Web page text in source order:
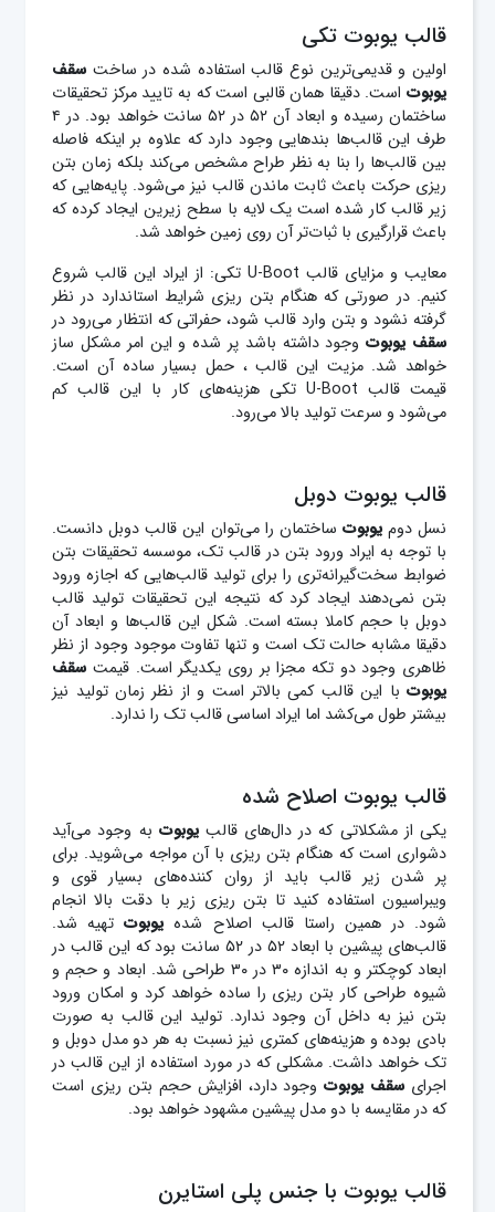
قالب یوبوت تکی
اولین و قدیمی‌ترین نوع قالب استفاده شده در ساخت سقف
یوبوت است. دقیقا همان قالبی است که به تایید مرکز تحقیقات
ساختمان رسیده و ابعاد آن ۵۲ در ۵۲ سانت خواهد بود. در ۴
طرف این قالب‌ها بندهایی وجود دارد که علاوه بر اینکه فاصله
بین قالب‌ها را بنا به نظر طراح مشخص می‌کند بلکه زمان بتن
ریزی حرکت باعث ثابت ماندن قالب نیز می‌شود. پایه‌هایی که
زیر قالب کار شده است یک لایه با سطح زیرین ایجاد کرده که
باعث قرارگیری با ثبات‌تر آن روی زمین خواهد شد.
معایب و مزایای قالب U-Boot تکی: از ایراد این قالب شروع
کنیم. در صورتی که هنگام بتن ریزی شرایط استاندارد در نظر
گرفته نشود و بتن وارد قالب شود، حفراتی که انتظار می‌رود در
سقف یوبوتوجود داشته باشد پر شده و این امر مشکل ساز
خواهد شد. مزیت این قالب ، حمل بسیار ساده آن است.
قیمت قالب U-Boot تکی هزینه‌های کار با این قالب کم
می‌شود و سرعت تولید بالا می‎‌رود.
قالب یوبوت دوبل
نسل دومیوبوت ساختمان را می‌توان این قالب دوبل دانست.
با توجه به ایراد ورود بتن در قالب تک، موسسه تحقیقات بتن
ضوابط سخت‌گیرانه‌تری را برای تولید قالب‌هایی که اجازه ورود
بتن نمی‌دهند ایجاد کرد که نتیجه این تحقیقات تولید قالب
دوبل با حجم کاملا بسته است. شکل این قالب‎‌ها و ابعاد آن
دقیقا مشابه حالت تک است و تنها تفاوت موجود وجود از نظر
ظاهری وجود دو تکه مجزا بر روی یکدیگر است. قیمت سقف
یوبوت با این قالب کمی بالاتر است و از نظر زمان تولید نیز
بیشتر طول می‌کشد اما ایراد اساسی قالب تک را ندارد.
قالب یوبوت اصلاح شده
یکی از مشکلاتی که در دال‌های قالبیوبوت به وجود می‌آید
دشواری است که هنگام بتن ریزی با آن مواجه می‌شوید. برای
پر شدن زیر قالب باید از روان‌ کننده‌های بسیار قوی و
ویبراسیون استفاده کنید تا بتن ریزی زیر با دقت بالا انجام
شود. در همین راستا قالب اصلاح شده یوبوتتهیه شد.
قالب‌های پیشین با ابعاد ۵۲ در ۵۲ سانت بود که این قالب در
ابعاد کوچکتر و به اندازه ۳۰ در ۳۰ طراحی شد. ابعاد و حجم و
شیوه طراحی کار بتن ریزی را ساده خواهد کرد و امکان ورود
بتن نیز به داخل آن وجود ندارد. تولید این قالب به صورت
بادی بوده و هزینه‌های کمتری نیز نسبت به هر دو مدل دوبل و
تک خواهد داشت. مشکلی که در مورد استفاده از این قالب در
اجرای سقف یوبوت وجود دارد، افزایش حجم بتن ریزی است
که در مقایسه با دو مدل پیشین مشهود خواهد بود.
قالب یوبوت با جنس پلی استایرن